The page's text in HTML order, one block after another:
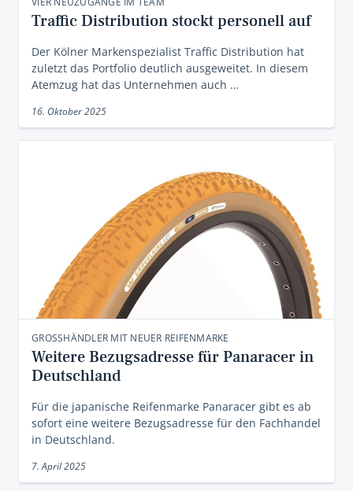
Traffic Distribution stockt personell auf
Der Kölner Markenspezialist Traffic Distribution hat
zuletzt das Portfolio deutlich ausgeweitet. In diesem
Atemzug hat das Unternehmen auch …
16. Oktober 2025
GROSSHÄNDLER MIT NEUER REIFENMARKE
Weitere Bezugsadresse für Panaracer in
Deutschland
Für die japanische Reifenmarke Panaracer gibt es ab
sofort eine weitere Bezugsadresse für den Fachhandel
in Deutschland.
7. April 2025